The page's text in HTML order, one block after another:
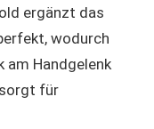
ergänzt das
wodurch
am Handgelenk
für